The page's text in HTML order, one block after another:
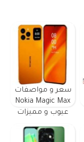
سعر و مواصفات
Nokia Magic Max
عيوب و مميزات